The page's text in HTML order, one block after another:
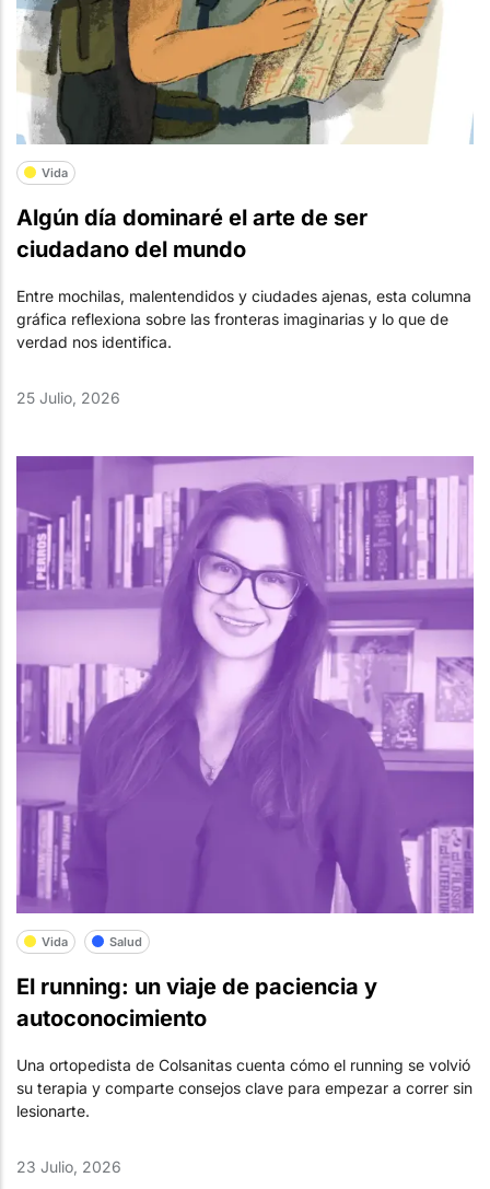
Vida
Algún día dominaré el arte de ser
ciudadano del mundo
Entre mochilas, malentendidos y ciudades ajenas, esta columna
gráfica reflexiona sobre las fronteras imaginarias y lo que de
verdad nos identifica.
25 Julio, 2026
Vida Salud
El running: un viaje de paciencia y
autoconocimiento
Una ortopedista de Colsanitas cuenta cómo el running se volvió
su terapia y comparte consejos clave para empezar a correr sin
lesionarte.
23 Julio, 2026